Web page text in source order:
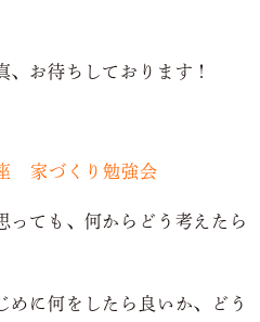
お待ちしております！
家づくり勉強会
っても、何からどう考えたら
めに何をしたら良いか、どう